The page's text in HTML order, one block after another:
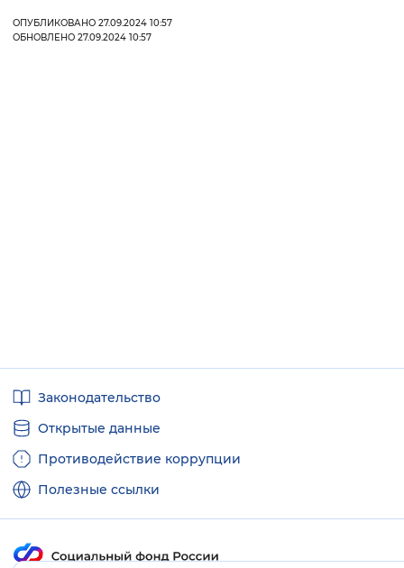
Включены
ОПУБЛИКОВАНО 27.09.2024 10:57
ОБНОВЛЕНО 27.09.2024 10:57
ссылкиЗаконодательство
Открытые данные
Противодействие коррупции
Полезные ссылки